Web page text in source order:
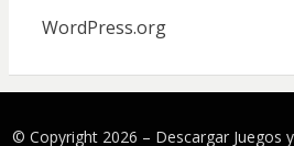
WordPress.org
© Copyright 2026 – Descargar Juegos